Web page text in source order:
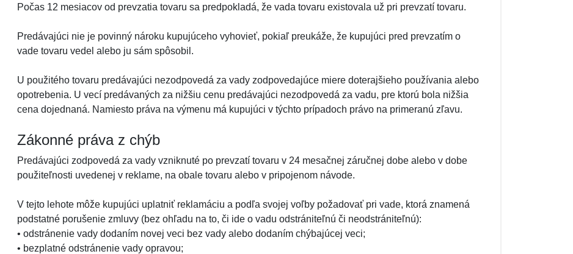
Počas 12 mesiacov od prevzatia tovaru sa predpokladá, že vada tovaru existovala už pri prevzatí tovaru.
Predávajúci nie je povinný nároku kupujúceho vyhovieť, pokiaľ preukáže, že kupujúci pred prevzatím o
vade tovaru vedel alebo ju sám spôsobil.
U použitého tovaru predávajúci nezodpovedá za vady zodpovedajúce miere doterajšieho používania alebo
opotrebenia. U vecí predávaných za nižšiu cenu predávajúci nezodpovedá za vadu, pre ktorú bola nižšia
cena dojednaná. Namiesto práva na výmenu má kupujúci v týchto prípadoch právo na primeranú zľavu.
Zákonné práva z chýb
Predávajúci zodpovedá za vady vzniknuté po prevzatí tovaru v 24 mesačnej záručnej dobe alebo v dobe
použiteľnosti uvedenej v reklame, na obale tovaru alebo v pripojenom návode.
V tejto lehote môže kupujúci uplatniť reklamáciu a podľa svojej voľby požadovať pri vade, ktorá znamená
podstatné porušenie zmluvy (bez ohľadu na to, či ide o vadu odstrániteľnú či neodstrániteľnú):
• odstránenie vady dodaním novej veci bez vady alebo dodaním chýbajúcej veci;
• bezplatné odstránenie vady opravou;